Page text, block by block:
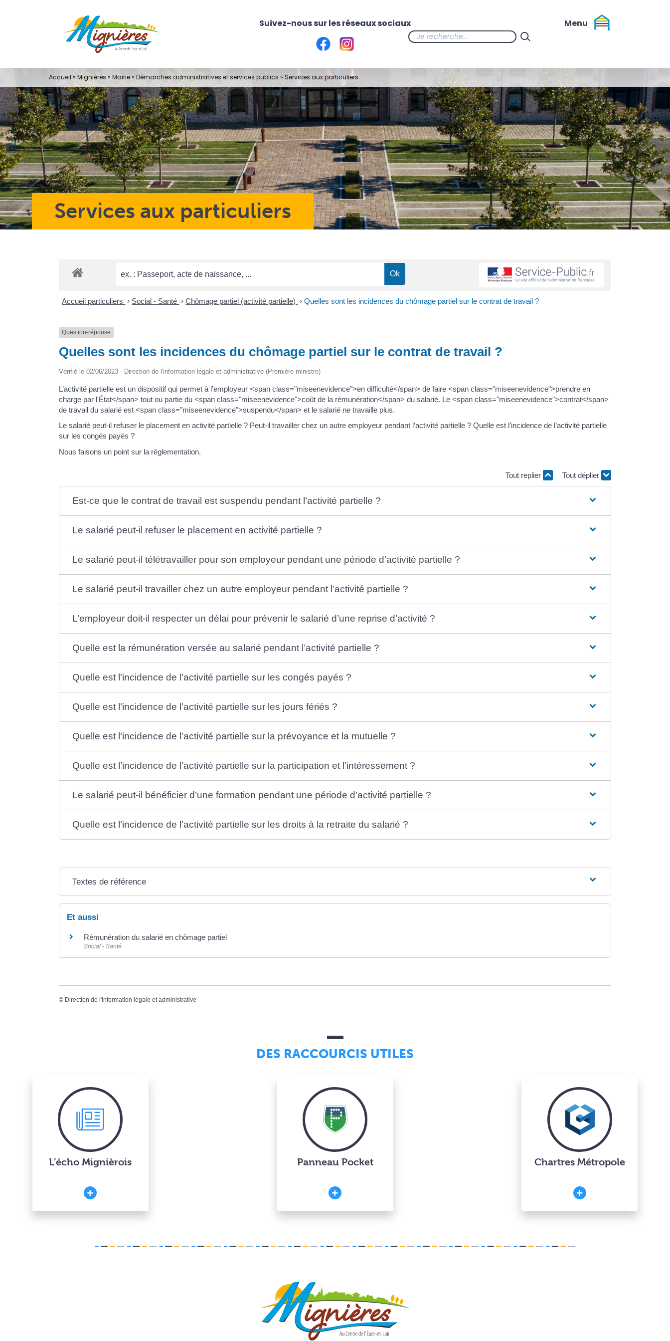
Services aux particuliers
Accueil » Mignières » Mairie» Démarches administratives et services publics » Services aux particuliers
Accueil particuliers > Social - Santé > Chômage partiel (activité partielle) > Quelles sont les incidences du chômage partiel sur le contrat de travail ?
Question-réponse
Quelles sont les incidences du chômage partiel sur le contrat de travail ?
Vérifié le 02/06/2023 - Direction de l'information légale et administrative (Première ministre)
L’activité partielle est un dispositif qui permet à l’employeur <span class="miseenevidence">en difficulté</span> de faire <span class="miseenevidence">prendre en
charge par l'État</span> tout ou partie du <span class="miseenevidence">coût de la rémunération</span> du salarié. Le <span class="miseenevidence">contrat</span>
de travail du salarié est <span class="miseenevidence">suspendu</span> et le salarié ne travaille plus.
Le salarié peut-il refuser le placement en activité partielle ? Peut-il travailler chez un autre employeur pendant l’activité partielle ? Quelle est l’incidence de l’activité partielle
sur les congés payés ?
Nous faisons un point sur la réglementation.
Tout replier Tout déplier
Est-ce que le contrat de travail est suspendu pendant l’activité partielle ?
Le salarié peut-il refuser le placement en activité partielle ?
Le salarié peut-il télétravailler pour son employeur pendant une période d’activité partielle ?
Le salarié peut-il travailler chez un autre employeur pendant l’activité partielle ?
L’employeur doit-il respecter un délai pour prévenir le salarié d’une reprise d’activité ?
Quelle est la rémunération versée au salarié pendant l’activité partielle ?
Quelle est l’incidence de l’activité partielle sur les congés payés ?
Quelle est l’incidence de l’activité partielle sur les jours fériés ?
Quelle est l’incidence de l’activité partielle sur la prévoyance et la mutuelle ?
Quelle est l’incidence de l’activité partielle sur la participation et l’intéressement ?
Le salarié peut-il bénéficier d’une formation pendant une période d’activité partielle ?
Quelle est l’incidence de l’activité partielle sur les droits à la retraite du salarié ?
Textes de référence
Et aussi
Rémunération du salarié en chômage partiel
Social - Santé
© Direction de l'information légale et administrative
DES RACCOURCIS UTILES
L’écho Mignièrois Panneau Pocket Chartres Métropole